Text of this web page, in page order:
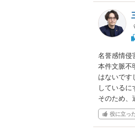
名誉感情侵
本件文脈不
はないです
しているに
そのため、
役に立っ